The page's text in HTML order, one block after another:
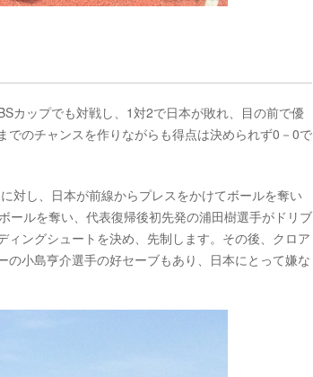
カップでも対戦し、1対2で日本が敗れ、目の前で優
のチャンスを作りながらも得点は決められず0－0で
し、日本が前線からプレスをかけてボールを奪い
ールを奪い、代表復帰後初先発の浦田樹選手がドリブ
ングシュートを決め、先制します。その後、クロア
小島亨介選手の好セーブもあり、日本にとって嫌な